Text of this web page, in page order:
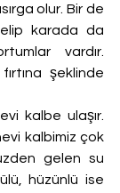
olur. Bir de
karada da
vardır.
şeklinde
kalbimiz çok
gelen su
hüzünlü ise